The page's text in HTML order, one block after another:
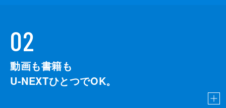
02
動画も書籍も
U-NEXTひとつでOK。